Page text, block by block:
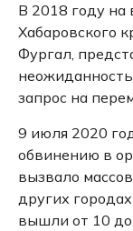
В 2018 году на
Хабаровского
Фургал,
запрос на
9 июля 2020
обвинению в
вызвало
других городах
вышли от 10 до